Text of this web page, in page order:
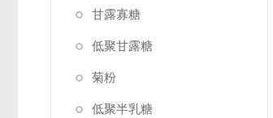
甘露寡糖
低聚甘露糖
菊粉
低聚半乳糖